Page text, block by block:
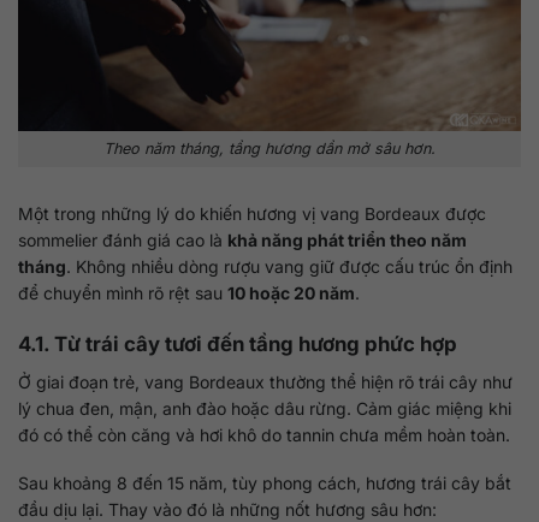
Theo năm tháng, tầng hương dần mở sâu hơn.
Một trong những lý do khiến hương vị vang Bordeaux được
sommelier đánh giá cao là khả năng phát triển theo năm
tháng. Không nhiều dòng rượu vang giữ được cấu trúc ổn định
để chuyển mình rõ rệt sau 10 hoặc 20 năm.
4.1. Từ trái cây tươi đến tầng hương phức hợp
Ở giai đoạn trẻ, vang Bordeaux thường thể hiện rõ trái cây như
lý chua đen, mận, anh đào hoặc dâu rừng. Cảm giác miệng khi
đó có thể còn căng và hơi khô do tannin chưa mềm hoàn toàn.
Sau khoảng 8 đến 15 năm, tùy phong cách, hương trái cây bắt
đầu dịu lại. Thay vào đó là những nốt hương sâu hơn: